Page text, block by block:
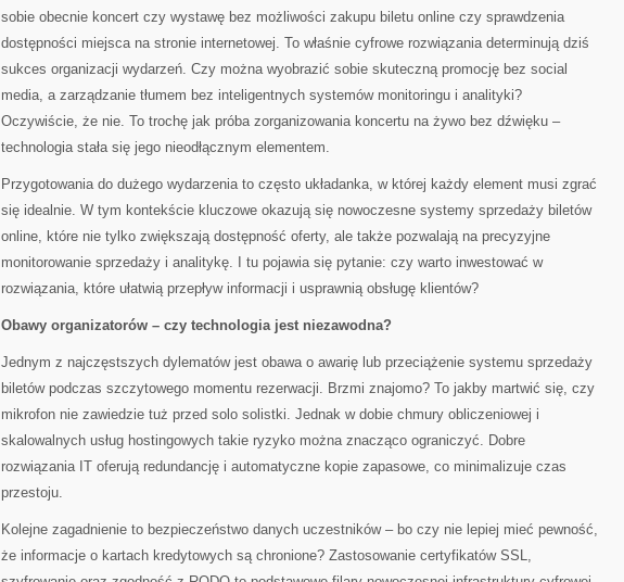
sobie obecnie koncert czy wystawę bez możliwości zakupu biletu online czy sprawdzenia
dostępności miejsca na stronie internetowej. To właśnie cyfrowe rozwiązania determinują dziś
sukces organizacji wydarzeń. Czy można wyobrazić sobie skuteczną promocję bez social
media, a zarządzanie tłumem bez inteligentnych systemów monitoringu i analityki?
Oczywiście, że nie. To trochę jak próba zorganizowania koncertu na żywo bez dźwięku –
technologia stała się jego nieodłącznym elementem.
Przygotowania do dużego wydarzenia to często układanka, w której każdy element musi zgrać
się idealnie. W tym kontekście kluczowe okazują się nowoczesne systemy sprzedaży biletów
online, które nie tylko zwiększają dostępność oferty, ale także pozwalają na precyzyjne
monitorowanie sprzedaży i analitykę. I tu pojawia się pytanie: czy warto inwestować w
rozwiązania, które ułatwią przepływ informacji i usprawnią obsługę klientów?
Obawy organizatorów – czy technologia jest niezawodna?
Jednym z najczęstszych dylematów jest obawa o awarię lub przeciążenie systemu sprzedaży
biletów podczas szczytowego momentu rezerwacji. Brzmi znajomo? To jakby martwić się, czy
mikrofon nie zawiedzie tuż przed solo solistki. Jednak w dobie chmury obliczeniowej i
skalowalnych usług hostingowych takie ryzyko można znacząco ograniczyć. Dobre
rozwiązania IT oferują redundancję i automatyczne kopie zapasowe, co minimalizuje czas
przestoju.
Kolejne zagadnienie to bezpieczeństwo danych uczestników – bo czy nie lepiej mieć pewność,
że informacje o kartach kredytowych są chronione? Zastosowanie certyfikatów SSL,